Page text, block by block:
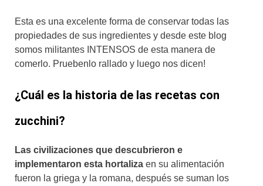
Esta es una excelente forma de conservar todas las
propiedades de sus ingredientes y desde este blog
somos militantes INTENSOS de esta manera de
comerlo. Pruebenlo rallado y luego nos dicen!
¿Cuál es la historia de las recetas con
zucchini?
Las civilizaciones que descubrieron e
implementaron esta hortaliza en su alimentación
fueron la griega y la romana, después se suman los